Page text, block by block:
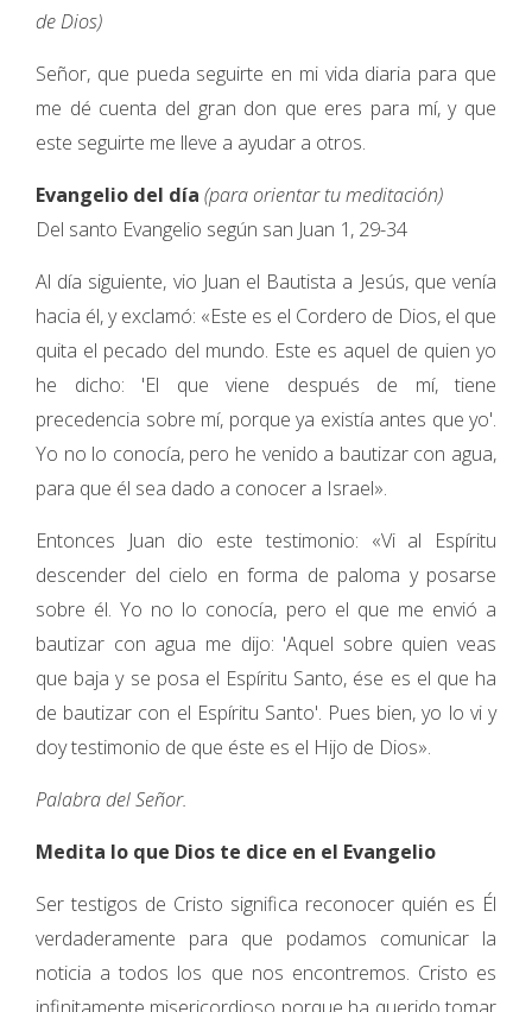
de Dios)
Señor, que pueda seguirte en mi vida diaria para que
me dé cuenta del gran don que eres para mí, y que
este seguirte me lleve a ayudar a otros.
Evangelio del día (para orientar tu meditación)
Del santo Evangelio según san Juan 1, 29-34
Al día siguiente, vio Juan el Bautista a Jesús, que venía
hacia él, y exclamó: «Este es el Cordero de Dios, el que
quita el pecado del mundo. Este es aquel de quien yo
he dicho: 'El que viene después de mí, tiene
precedencia sobre mí, porque ya existía antes que yo'.
Yo no lo conocía, pero he venido a bautizar con agua,
para que él sea dado a conocer a Israel».
Entonces Juan dio este testimonio: «Vi al Espíritu
descender del cielo en forma de paloma y posarse
sobre él. Yo no lo conocía, pero el que me envió a
bautizar con agua me dijo: 'Aquel sobre quien veas
que baja y se posa el Espíritu Santo, ése es el que ha
de bautizar con el Espíritu Santo'. Pues bien, yo lo vi y
doy testimonio de que éste es el Hijo de Dios».
Palabra del Señor.
Medita lo que Dios te dice en el Evangelio
Ser testigos de Cristo significa reconocer quién es Él
verdaderamente para que podamos comunicar la
noticia a todos los que nos encontremos. Cristo es